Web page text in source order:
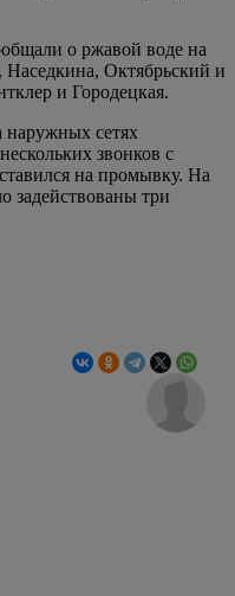
о ржавой воде на
Наседкина, Октябрьский и
и Городецкая.
сетях
звонков с
на промывку. На
задействованы три